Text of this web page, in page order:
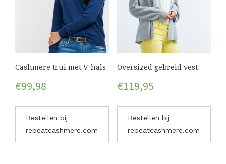
Cashmere trui met V-hals
€99,98
Bestellen bij
repeatcashmere.com
Oversized gebreid vest
€119,95
Bestellen bij
repeatcashmere.com